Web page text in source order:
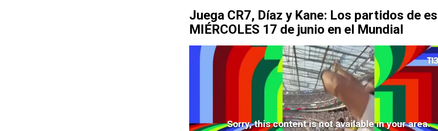
Juega CR7, Díaz y Kane: Los partidos de
MIÉRCOLES 17 de junio en el Mundial